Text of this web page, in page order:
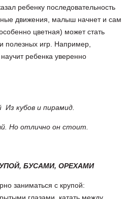
ребенку последовательность
движения, малыш начнет и сам
цветная) может стать
полезных игр. Например,
ребенка уверенно
кубов и пирамид.
Но отлично он стоит.
БУСАМИ, ОРЕХАМИ
заниматься с крупой: